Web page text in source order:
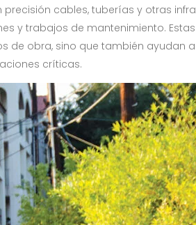
cables, tuberías y otras
y trabajos de mantenimiento.
de obra, sino que también ayudan
críticas.